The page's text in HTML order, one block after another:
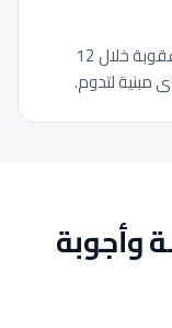
لا PBN، لا مزارع روابط، لا اختصارات تجلب لك عقوبة خلال 12
لتدوم.
وأجوبة